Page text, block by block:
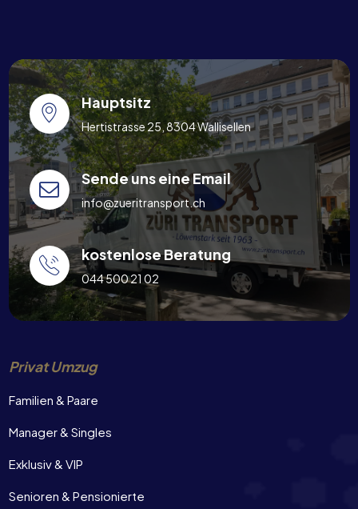
Hauptsitz
Hertistrasse 25, 8304 Wallisellen
Sende uns eine Email
info@zueritransport.ch
kostenlose Beratung
044 500 21 02
Privat Umzug
Familien & Paare
Manager & Singles
Exklusiv & VIP
Senioren & Pensionierte